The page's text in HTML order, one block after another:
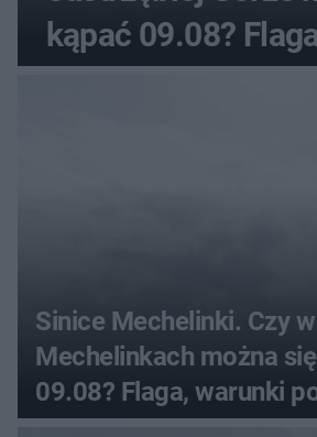
kąpać 09.08?
Sinice Mechelinki. Czy w
Mechelinkach można
09.08? Flaga, warunki